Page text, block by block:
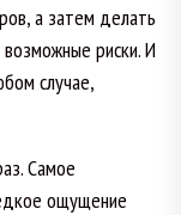
а затем делать
риски. И
случае,
Самое
ощущение